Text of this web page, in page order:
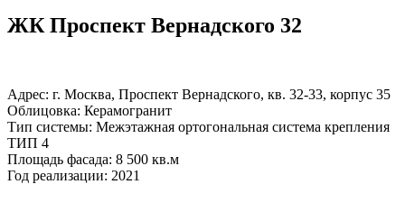
ЖК Проспект Вернадского 32
Адрес: г. Москва, Проспект Вернадского, кв. 32-33, корпус 35
Облицовка: Керамогранит
Тип системы: Межэтажная ортогональная система крепления
ТИП 4
Площадь фасада: 8 500 кв.м
Год реализации: 2021